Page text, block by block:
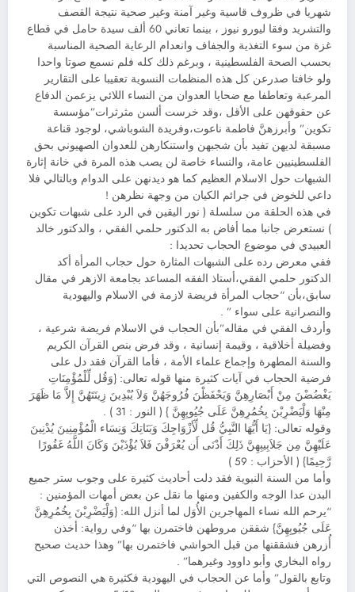
شهريا في ظروف قاسية وغير آمنة وغير صحية نتيجة القصف
والتشريد وفقا ليورو نيوز ، بينما تعاني 60 ألف سيدة حامل في قطاع
غزة من سوء التغذية والجفاف وانعدام الرعاية الصحية المناسبة
بحسب الصحة الفلسطينية ، وبرغم ذلك كله فلم نسمع صوتا واحدا
ولو خافتا صدرعن كل هذه المنظمات النسوية تعقيبا على التقارير
المرعبة وتعاطفا مع ضحايا العدوان من النساء اللائي يزعمن الدفاع
عن حقوقهن على الأقل ،وقد خرست ألسن مثرثرات”مؤسسة
تكوين” وأبرزهنَّ فاطمة ناعوت،وفريدة الشوباشي، لوجود قناعة
مسبقة لديهن تفيد بأن شجبهن واستنكارهن للعدوان الصهيوني بحق
الفلسطينيين عامة، والنساء خاصة لن يصب هذه المرة في خانة إثارة
الشبهات حول الاسلام العظيم كما هو ديدنهن على الدوام وبالتالي فلا
داعي للخوض في جرائم الكيان من وجهة نظرهن !
في هذه الحلقة من سلسلة ( نور اليقين في الرد على شبهات تكوين
) نستعرض جانبا مما أفاض به الدكتور حلمي الفقي ، والدكتور خالد
العبيدي في موضوع الحجاب تحديدا :
ففي معرض رده على الشبهات المثارة حول حجاب المرأة أكد
الدكتور حلمي الفقي،أستاذ الفقه المساعد بجامعة الازهر في مقال
سابق،بأن “حجاب المرأة فريضة لازمة في الاسلام واليهودية
والنصرانية على سواء ” .
وأردف الفقي في مقاله”بأن الحجاب في الاسلام فريضة شرعية ،
وفضيلة أخلاقية ، وقيمة إنسانية ، وقد فرض بنص القرآن الكريم
والسنة المطهرة وإجماع علماء الأمة ، فأما القرآن فقد دل على
فرضية الحجاب في آيات كثيرة منها قوله تعالى: {وَقُل لِّلْمُؤْمِنَاتِ
يَغْضُضْنَ مِنْ أَبْصَارِهِنَّ وَيَحْفَظْنَ فُرُوجَهُنَّ وَلاَ يُبْدِينَ زِينَتَهُنَّ إِلاَّ مَا ظَهَرَ
مِنْهَا وَلْيَضْرِبْنَ بِخُمُرِهِنَّ عَلَى جُيُوبِهِنَّ } ( النور : 31 ) .
وقوله تعالى: {يَا أَيُّهَا النَّبِيُّ قُل لِّأَزْوَاجِكَ وَبَنَاتِكَ وَنِسَاء الْمُؤْمِنِينَ يُدْنِينَ
عَلَيْهِنَّ مِن جَلاَبِيبِهِنَّ ذَلِكَ أَدْنَى أَن يُعْرَفْنَ فَلاَ يُؤْذَيْنَ وَكَانَ اللَّهُ غَفُورًا
رَّحِيمًا} ( الأحزاب : 59 )
وأما من السنة النبوية فقد دلت أحاديث كثيرة على وجوب ستر جميع
البدن عدا الوجه والكفين ومنها ما نقل عن بعض أمهات المؤمنين :
“يرحم الله نساء المهاجرين الأُوَل لما أنزل الله: {وَلْيَضْرِبْنَ بِخُمُرِهِنَّ
عَلَى جُيُوبِهِنَّ} شققن مروطهن فاختمرن بها “وفي رواية: أخذن
أُزرهن فشققنها من قبل الحواشي فاختمرن بها” وهذا حديث صحيح
رواه البخاري وأبو داوود وغيرهما” .
وتابع بالقول” وأما عن الحجاب في اليهودية فكثيرة هي النصوص التي